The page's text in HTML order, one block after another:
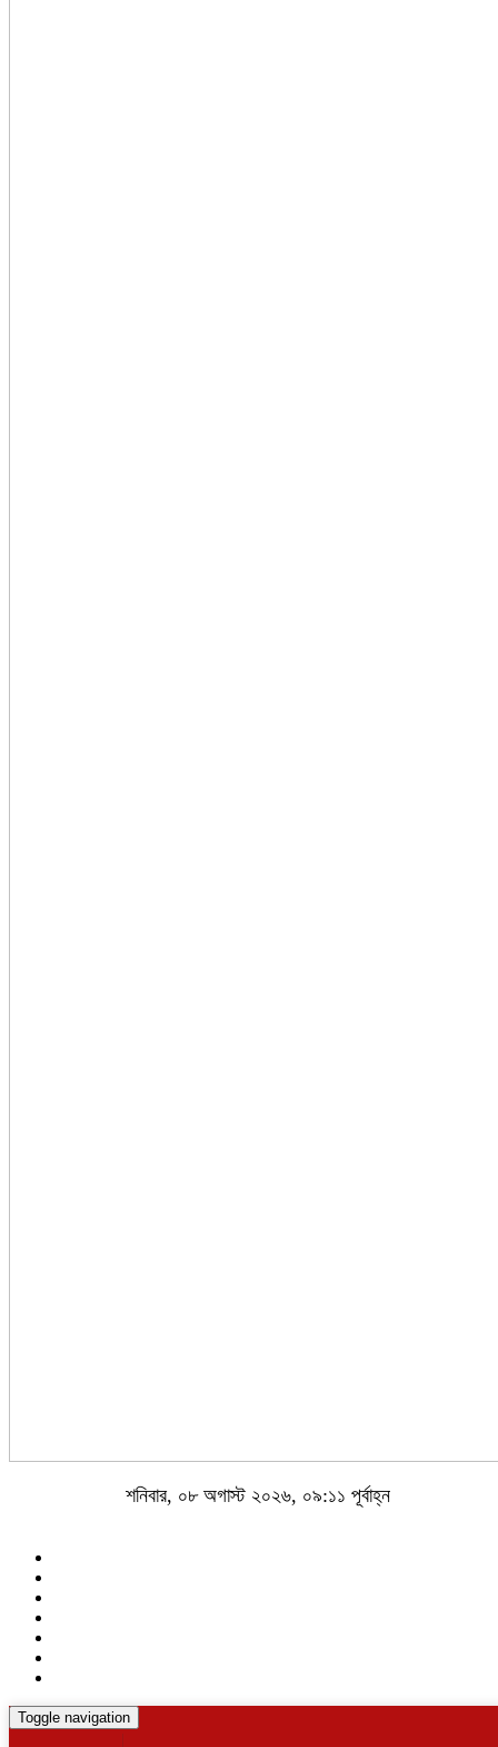
শনিবার, ০৮ অগাস্ট ২০২৬, ০৯:১১ পূর্বাহ্ন
Toggle navigation